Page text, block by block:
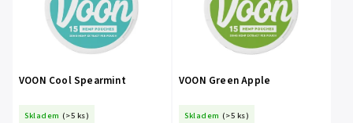
VOON Cool Spearmint
Skladem (>5 ks)
VOON Green Apple
Skladem (>5 ks)